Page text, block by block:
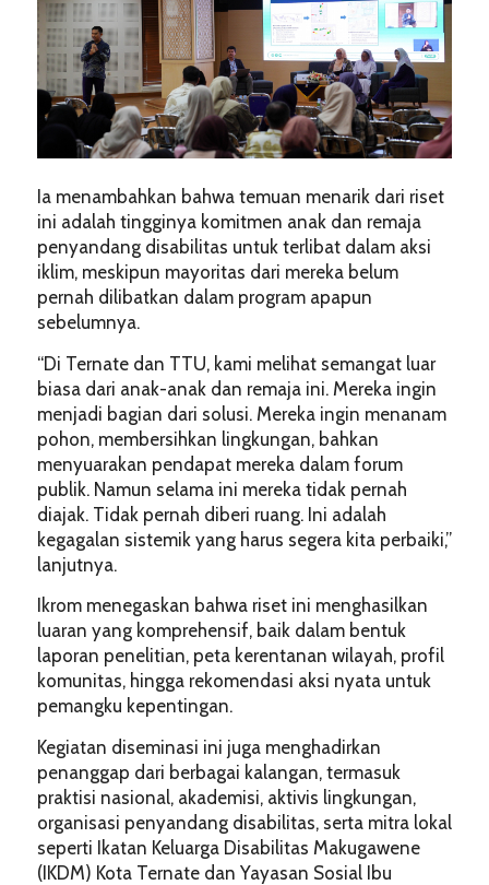
Ia menambahkan bahwa temuan menarik dari riset
ini adalah tingginya komitmen anak dan remaja
penyandang disabilitas untuk terlibat dalam aksi
iklim, meskipun mayoritas dari mereka belum
pernah dilibatkan dalam program apapun
sebelumnya.
“Di Ternate dan TTU, kami melihat semangat luar
biasa dari anak-anak dan remaja ini. Mereka ingin
menjadi bagian dari solusi. Mereka ingin menanam
pohon, membersihkan lingkungan, bahkan
menyuarakan pendapat mereka dalam forum
publik. Namun selama ini mereka tidak pernah
diajak. Tidak pernah diberi ruang. Ini adalah
kegagalan sistemik yang harus segera kita perbaiki,”
lanjutnya.
Ikrom menegaskan bahwa riset ini menghasilkan
luaran yang komprehensif, baik dalam bentuk
laporan penelitian, peta kerentanan wilayah, profil
komunitas, hingga rekomendasi aksi nyata untuk
pemangku kepentingan.
Kegiatan diseminasi ini juga menghadirkan
penanggap dari berbagai kalangan, termasuk
praktisi nasional, akademisi, aktivis lingkungan,
organisasi penyandang disabilitas, serta mitra lokal
seperti Ikatan Keluarga Disabilitas Makugawene
(IKDM) Kota Ternate dan Yayasan Sosial Ibu